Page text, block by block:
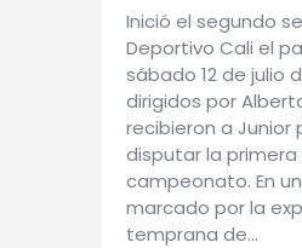
Inició el segundo
Deportivo Cali el
sábado 12 de julio
dirigidos por
recibieron a Junior
disputar la
campeonato. En
marcado por la
temprana de…